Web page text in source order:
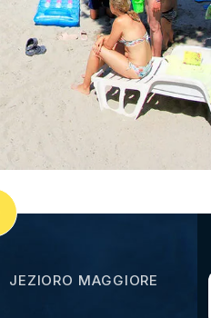
JEZIORO MAGGIORE